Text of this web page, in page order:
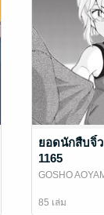
ยอดนักสืบจิ๋
1165
GOSHO
85 เล่ม